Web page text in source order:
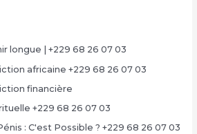
longue | +229 68 26 07 03
africaine +229 68 26 07 03
financière
+229 68 26 07 03
: C'est Possible ? +229 68 26 07 03